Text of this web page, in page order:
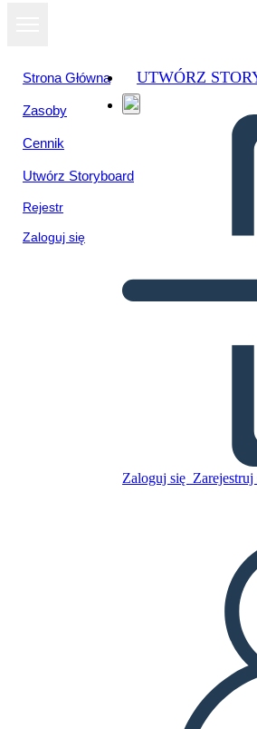
Strona Główna
Zasoby
Cennik
Utwórz Storyboard
Rejestr
Zaloguj się
UTWÓRZ
Zaloguj się
Skopiuj tę
STWÓRZ
Wyświetl jako
pokaz slajdów